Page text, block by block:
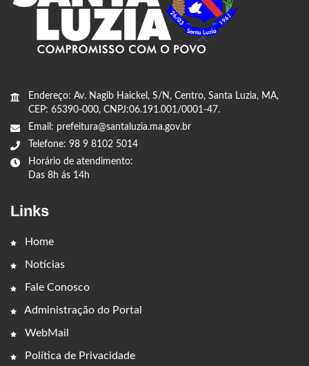
Endereço: Av. Nagib Haickel, S/N, Centro, Santa Luzia, MA,
CEP: 65390-000, CNPJ:06.191.001/0001-47.
Email: prefeitura@santaluzia.ma.gov.br
Telefone: 98 9 8102 5014
Horário de atendimento:
Das 8h ás 14h
Links
Home
Notícias
Fale Conosco
Administração do Portal
WebMail
Política de Privacidade